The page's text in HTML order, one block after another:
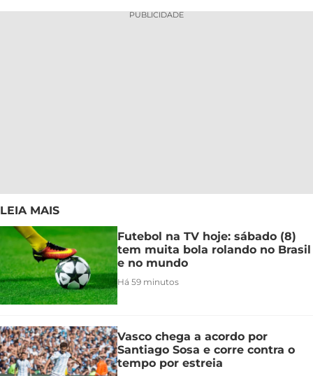
PUBLICIDADE
LEIA MAIS
Futebol na TV hoje: sábado (8)
tem muita bola rolando no Brasil
e no mundo
Há 59 minutos
Vasco chega a acordo por
Santiago Sosa e corre contra o
tempo por estreia